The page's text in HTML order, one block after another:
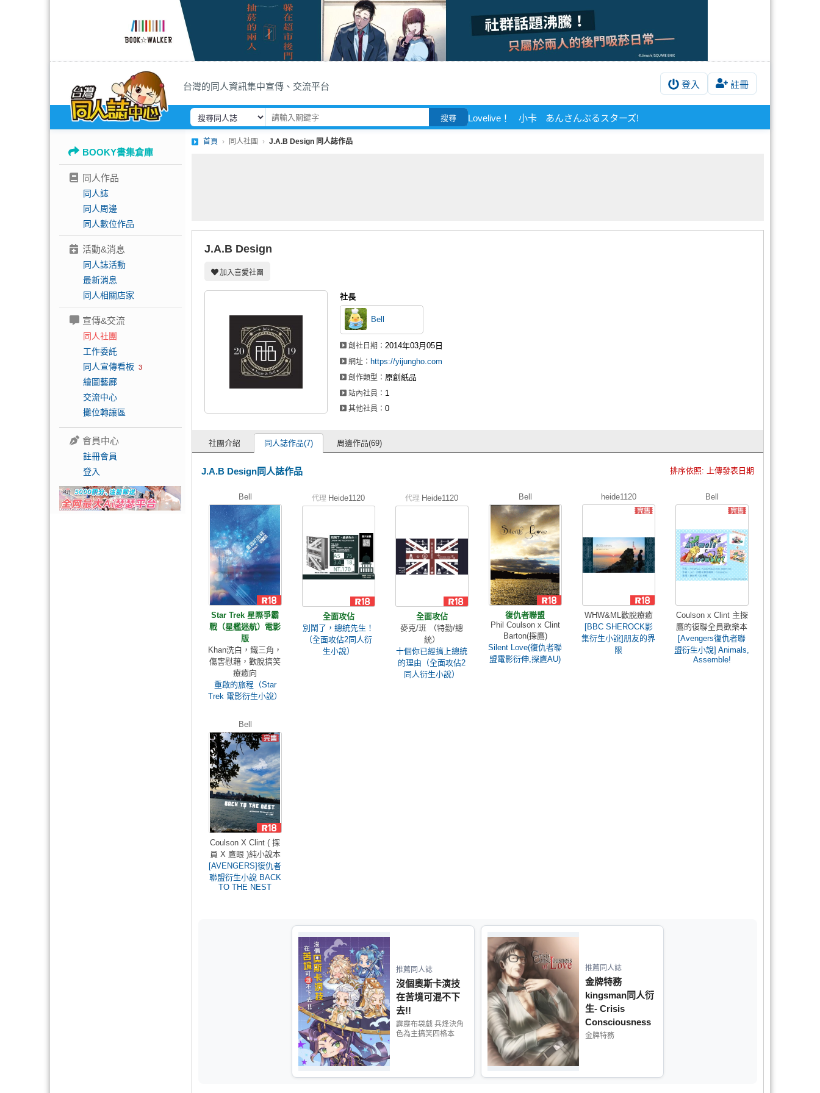
台灣的同人資訊集中宣傳、交流平台 登入 註冊
搜尋 Lovelive！ 小卡 あんさんぶるスターズ!
BOOKY書集倉庫
同人作品
同人誌
同人周邊
同人數位作品
活動&消息
同人誌活動
最新消息
同人相關店家
宣傳&交流
同人社團
工作委託
同人宣傳看板 3
繪圖藝廊
交流中心
攤位轉讓區
會員中心
註冊會員
登入
首頁 同人社團 J.A.B Design 同人誌作品
J.A.B Design
加入喜愛社團
社長
Bell
創社日期： 2014年03月05日
網址： https://yijungho.com
創作類型： 原創紙品
站內社員： 1
其他社員： 0
社團介紹 同人誌作品(7) 周邊作品(69)
J.A.B Design同人誌作品 排序依照: 上傳發表日期
Bell
Star Trek 星際爭霸
戰（星艦迷航）電影
版
Khan洗白，鐵三角，
傷害慰藉，歡脫搞笑
療癒向
重啟的旅程（Star
Trek 電影衍生小說）
代理 Heide1120
全面攻佔
別鬧了，總統先生！
（全面攻佔2同人衍
生小說）
代理 Heide1120
全面攻佔
麥克/班 （特勤/總
統）
十個你已經搞上總統
的理由（全面攻佔2
同人衍生小說）
Bell
復仇者聯盟
Phil Coulson x Clint
Barton(探鷹)
Silent Love(復仇者聯
盟電影衍伸,探鷹AU)
heide1120
WHW&ML歡脫療癒
[BBC SHEROCK影
集衍生小說]朋友的界
限
Bell
Coulson x Clint 主探
鷹的復聯全員歡樂本
[Avengers復仇者聯
盟衍生小說] Animals,
Assemble!
Bell
Coulson X Clint ( 探
員 X 鷹眼 )純小說本
[AVENGERS]復仇者
聯盟衍生小說 BACK
TO THE NEST
推薦同人誌
沒個奧斯卡演技
在苦境可混不下
去!!
霹靂布袋戲 兵烽決角
色為主搞笑四格本
推薦同人誌
金牌特務
kingsman同人衍
生- Crisis
Consciousness
of Love/愛的危機
金牌特務